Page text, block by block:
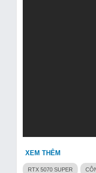
XEM THÊM
RTX 5070 SUPER